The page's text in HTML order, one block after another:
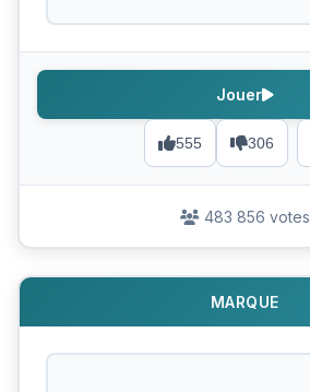
555 306
Jouer
483 856 votes
MARQUE